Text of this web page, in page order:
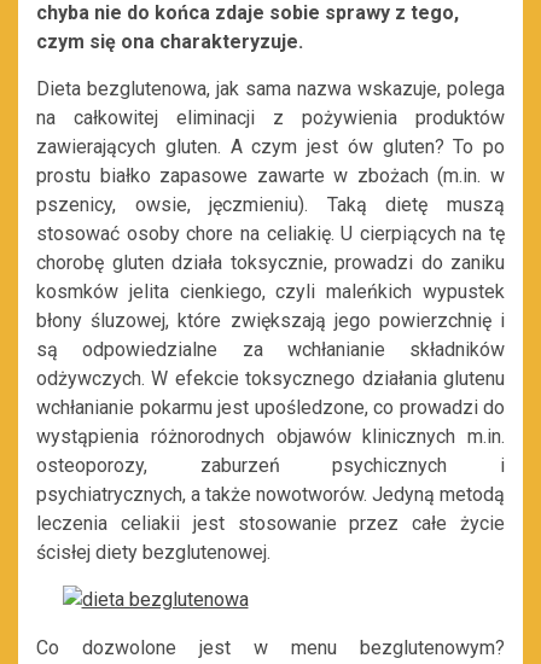
chyba nie do końca zdaje sobie sprawy z tego,
czym się ona charakteryzuje.
Dieta bezglutenowa, jak sama nazwa wskazuje, polega
na całkowitej eliminacji z pożywienia produktów
zawierających gluten. A czym jest ów gluten? To po
prostu białko zapasowe zawarte w zbożach (m.in. w
pszenicy, owsie, jęczmieniu). Taką dietę muszą
stosować osoby chore na celiakię. U cierpiących na tę
chorobę gluten działa toksycznie, prowadzi do zaniku
kosmków jelita cienkiego, czyli maleńkich wypustek
błony śluzowej, które zwiększają jego powierzchnię i
są odpowiedzialne za wchłanianie składników
odżywczych. W efekcie toksycznego działania glutenu
wchłanianie pokarmu jest upośledzone, co prowadzi do
wystąpienia różnorodnych objawów klinicznych m.in.
osteoporozy, zaburzeń psychicznych i
psychiatrycznych, a także nowotworów. Jedyną metodą
leczenia celiakii jest stosowanie przez całe życie
ścisłej diety bezglutenowej.
Co dozwolone jest w menu bezglutenowym?